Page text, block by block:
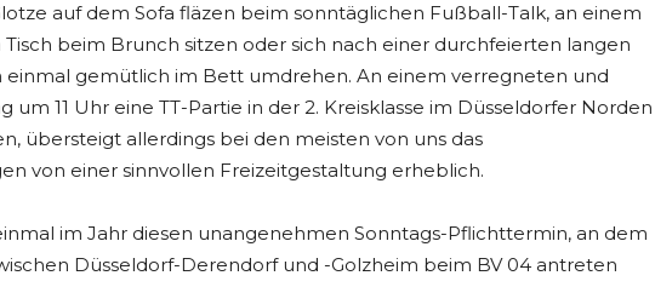
auf dem Sofa fläzen beim sonntäglichen Fußball-Talk, an einem
beim Brunch sitzen oder sich nach einer durchfeierten langen
einmal gemütlich im Bett umdrehen. An einem verregneten und
um 11 Uhr eine TT-Partie in der 2. Kreisklasse im Düsseldorfer Norden
übersteigt allerdings bei den meisten von uns das
von einer sinnvollen Freizeitgestaltung erheblich.
im Jahr diesen unangenehmen Sonntags-Pflichttermin, an dem
Düsseldorf-Derendorf und -Golzheim beim BV 04 antreten